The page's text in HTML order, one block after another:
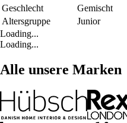
Geschlecht
Gemischt
Altersgruppe
Junior
Loading...
Loading...
Alle unsere Marken